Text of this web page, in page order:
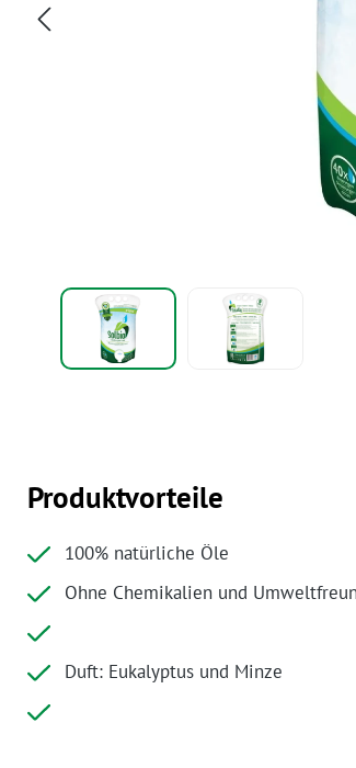
Produktvorteile
100% natürliche Öle
Ohne Chemikalien und
Duft: Eukalyptus und Minze